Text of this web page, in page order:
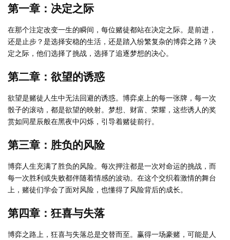
第一章：决定之际
在那个注定改变一生的瞬间，每位赌徒都站在决定之际。是前进，
还是止步？是选择安稳的生活，还是踏入纷繁复杂的博弈之路？决
定之际，他们选择了挑战，选择了追逐梦想的决心。
第二章：欲望的诱惑
欲望是赌徒人生中无法回避的诱惑。博弈桌上的每一张牌，每一次
骰子的滚动，都是欲望的映射。梦想、财富、荣耀，这些诱人的奖
赏如同星辰般在黑夜中闪烁，引导着赌徒前行。
第三章：胜负的风险
博弈人生充满了胜负的风险。每次押注都是一次对命运的挑战，而
每一次胜利或失败都伴随着情感的波动。在这个交织着激情的舞台
上，赌徒们学会了面对风险，也懂得了风险背后的成长。
第四章：狂喜与失落
博弈之路上，狂喜与失落总是交替而至。赢得一场豪赌，可能是人